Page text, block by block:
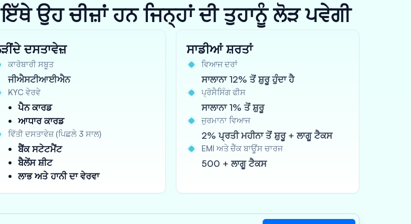
ਉਹ ਚੀਜ਼ਾਂ ਹਨ ਜਿਨ੍ਹਾਂ ਦੀ ਤੁਹਾਨੂੰ ਲੋੜ ਪਵੇਗੀ
ਦਸਤਾਵੇਜ਼
ਕਾਰੋਬਾਰੀ ਸਬੂਤ
ਜੀਐਸਟੀਆਈਐਨ
KYC ਵੇਰਵੇ
ਪੈਨ ਕਾਰਡ
ਆਧਾਰ ਕਾਰਡ
ਵਿੱਤੀ ਦਸਤਾਵੇਜ਼ (ਪਿਛਲੇ 3 ਸਾਲ)
ਬੈਂਕ ਸਟੇਟਮੈਂਟ
ਬੈਲੇਂਸ ਸ਼ੀਟ
ਲਾਭ ਅਤੇ ਹਾਨੀ ਦਾ ਵੇਰਵਾ
ਸਾਡੀਆਂ ਸ਼ਰਤਾਂ
ਵਿਆਜ ਦਰਾਂ
ਸਾਲਾਨਾ 12% ਤੋਂ ਸ਼ੁਰੂ ਹੁੰਦਾ ਹੈ
ਪ੍ਰੋਸੈਸਿੰਗ ਫੀਸ
ਸਾਲਾਨਾ 1% ਤੋਂ ਸ਼ੁਰੂ
ਜੁਰਮਾਨਾ ਵਿਆਜ
2% ਪ੍ਰਤੀ ਮਹੀਨਾ ਤੋਂ ਸ਼ੁਰੂ + ਲਾਗੂ ਟੈਕਸ
EMI ਅਤੇ ਚੈੱਕ ਬਾਊਂਸ ਚਾਰਜ
500 + ਲਾਗੂ ਟੈਕਸ